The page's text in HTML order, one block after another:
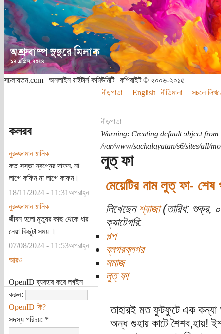
সচলায়তন.com | অনলাইন রাইটার্স কমিউনিটি | কপিরাইট © ২০০৬-২০১৫
নীড়পাতা
English নীতিমালা সচলে
কলরব
নুরুজ্জামান মানিক
কত সস্তা স্বপ্নের দাফন, না
লাগে কফিন না লাগে কাফন।
18/11/2024 - 11:31অপরাহ্ন
নুরুজ্জামান মানিক
জীবন হলো মৃত্যুর কাছ থেকে ধার
নেয়া কিছুটা সময় ।
07/08/2024 - 11:53অপরাহ্ন
আরও
OpenID ব্যবহার করে লগইন
করুন:
OpenID কি?
সদস্য পরিচয়: *
নীড়পাতা
Warning: Creating default object from
/var/www/sachalayatan/s6/sites/all/
লুত্ ফা
মেয়েটির নাম লুত্ ফা- শেষ
লিখেছেন শ্যাজা(তারিখ: শুক্র,
ক্যাটেগরি:
গল্প
ব্লগরব্লগর
সমাজ
লুত্ ফা
তাহারই মত ফুটফুটে এক কন্যা
অন্ধ গুহায় কাটে শৈশব,হায়!